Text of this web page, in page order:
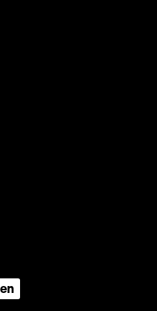
der Bundesregierung für